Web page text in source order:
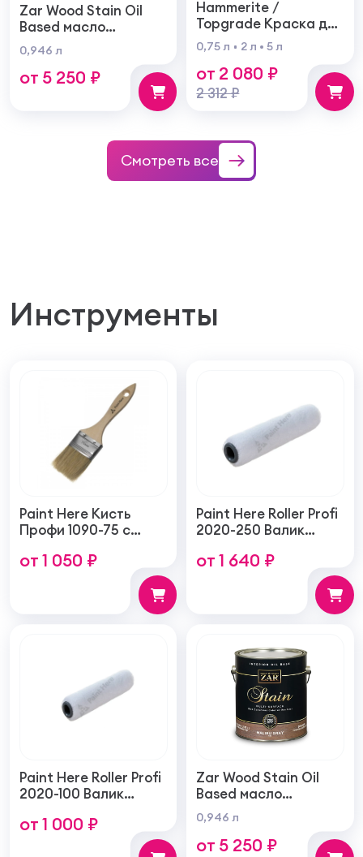
Zar Wood Stain Oil
Based масло
тонирующая по
дереву
0,946 л
от 5 250 ₽
Hammerite /
Topgrade Краска для
металла с
молотковым
эффектом
0,75 л 2 л 5 л
от 2 080 ₽
2 312 ₽
Смотреть все
Инструменты
Paint Here Кисть
Профи 1090-75 с
щетиной плоская
от 1 050 ₽
Paint Here Roller Profi
2020-250 Валик
тонкую гладкую
структуру покрытия
от 1 640 ₽
Paint Here Roller Profi
2020-100 Валик
тонкую гладкую
структуру покрытия
от 1 000 ₽
Zar Wood Stain Oil
Based масло
тонирующая по
дереву
0,946 л
от 5 250 ₽